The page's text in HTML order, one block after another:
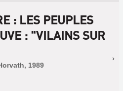
: LES PEUPLES
: "VILAINS SUR
1989